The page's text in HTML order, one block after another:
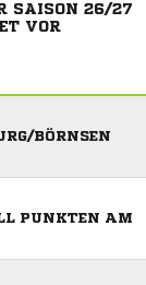
SAISON 26/27
VOR
BÖRNSEN
PUNKTEN AM T